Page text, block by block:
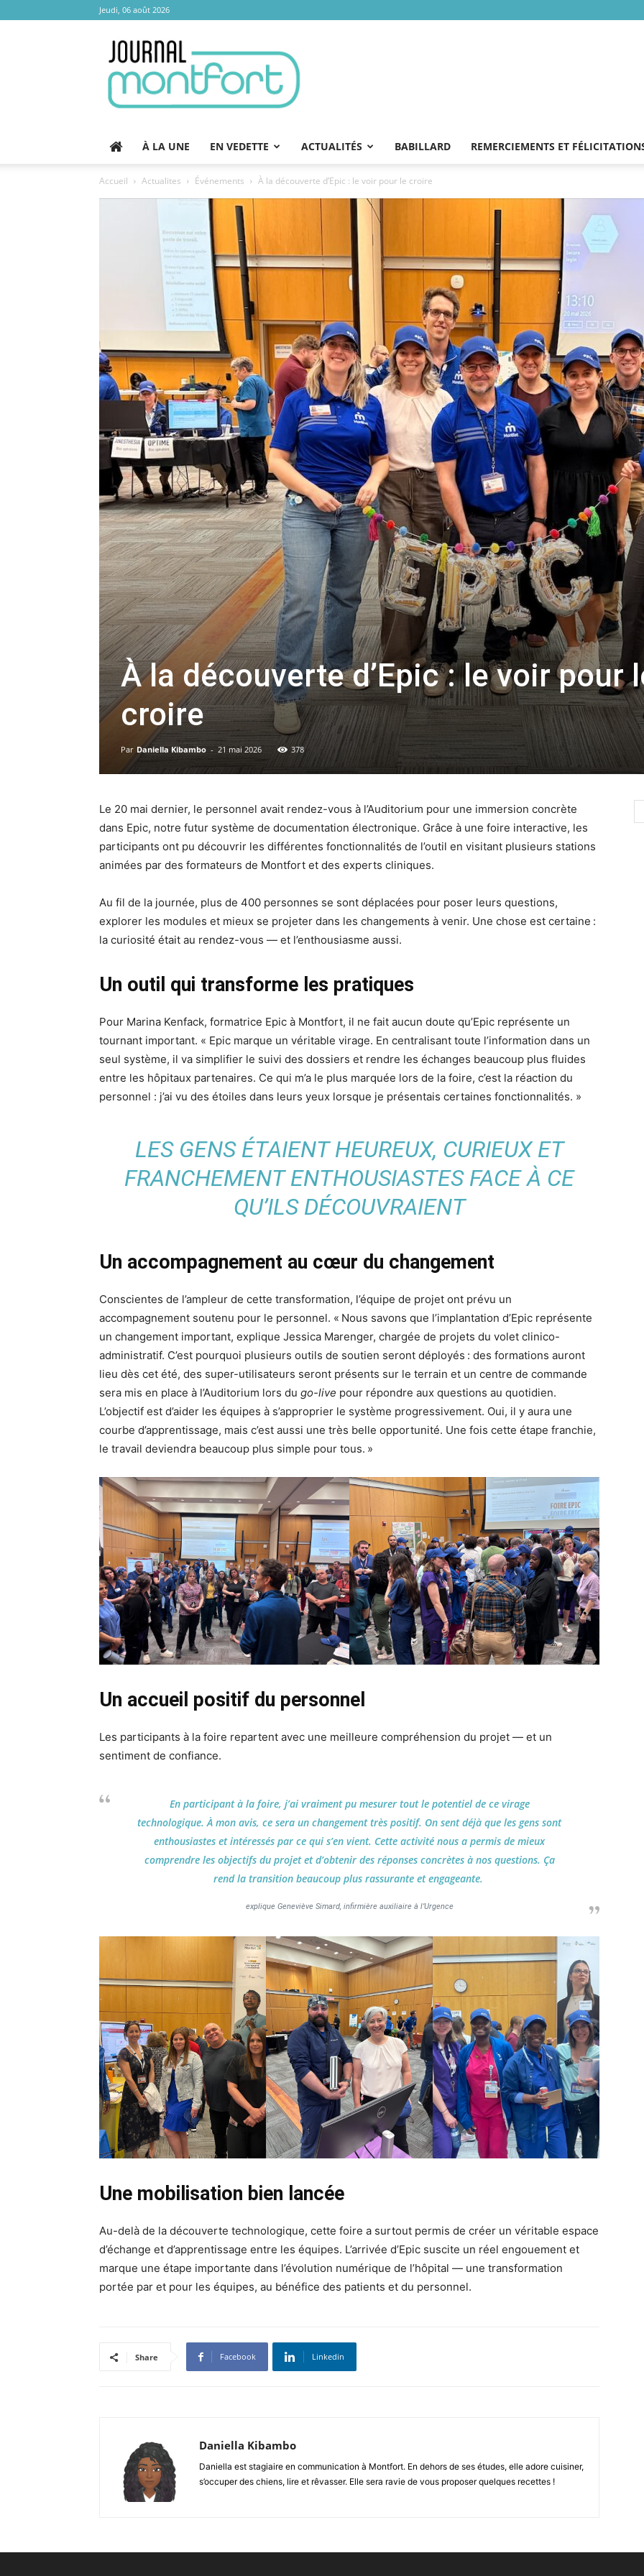
Jeudi, 06 août 2026
Montfort
À LA UNE EN VEDETTE ACTUALITÉS BABILLARD REMERCIEMENTS ET
Accueil Actualites Événements À la découverte d’Epic : le voir pour le croire
À la découverte d’Epic : le voir pour
croire
Par Daniella Kibambo - 21 mai 2026 378
Le 20 mai dernier, le personnel avait rendez-vous à l’Auditorium pour une immersion concrète
dans Epic, notre futur système de documentation électronique. Grâce à une foire interactive, les
participants ont pu découvrir les différentes fonctionnalités de l’outil en visitant plusieurs stations
animées par des formateurs de Montfort et des experts cliniques.
Au fil de la journée, plus de 400 personnes se sont déplacées pour poser leurs questions,
explorer les modules et mieux se projeter dans les changements à venir. Une chose est certaine :
la curiosité était au rendez-vous — et l’enthousiasme aussi.
Un outil qui transforme les pratiques
Pour Marina Kenfack, formatrice Epic à Montfort, il ne fait aucun doute qu’Epic représente un
tournant important. « Epic marque un véritable virage. En centralisant toute l’information dans un
seul système, il va simplifier le suivi des dossiers et rendre les échanges beaucoup plus fluides
entre les hôpitaux partenaires. Ce qui m’a le plus marquée lors de la foire, c’est la réaction du
personnel : j’ai vu des étoiles dans leurs yeux lorsque je présentais certaines fonctionnalités. »
LES GENS ÉTAIENT HEUREUX, CURIEUX ET
FRANCHEMENT ENTHOUSIASTES FACE À CE
QU’ILS DÉCOUVRAIENT
Un accompagnement au cœur du changement
Conscientes de l’ampleur de cette transformation, l’équipe de projet ont prévu un
accompagnement soutenu pour le personnel. « Nous savons que l’implantation d’Epic représente
un changement important, explique Jessica Marenger, chargée de projets du volet clinico-
administratif. C’est pourquoi plusieurs outils de soutien seront déployés : des formations auront
lieu dès cet été, des super-utilisateurs seront présents sur le terrain et un centre de commande
sera mis en place à l’Auditorium lors du go-live pour répondre aux questions au quotidien.
L’objectif est d’aider les équipes à s’approprier le système progressivement. Oui, il y aura une
courbe d’apprentissage, mais c’est aussi une très belle opportunité. Une fois cette étape franchie,
le travail deviendra beaucoup plus simple pour tous. »
Un accueil positif du personnel
Les participants à la foire repartent avec une meilleure compréhension du projet — et un
sentiment de confiance.
En participant à la foire, j’ai vraiment pu mesurer tout le potentiel de ce virage
technologique. À mon avis, ce sera un changement très positif. On sent déjà que les gens sont
enthousiastes et intéressés par ce qui s’en vient. Cette activité nous a permis de mieux
comprendre les objectifs du projet et d’obtenir des réponses concrètes à nos questions. Ça
rend la transition beaucoup plus rassurante et engageante.
explique Geneviève Simard, infirmière auxiliaire à l’Urgence
Une mobilisation bien lancée
Au-delà de la découverte technologique, cette foire a surtout permis de créer un véritable espace
d’échange et d’apprentissage entre les équipes. L’arrivée d’Epic suscite un réel engouement et
marque une étape importante dans l’évolution numérique de l’hôpital — une transformation
portée par et pour les équipes, au bénéfice des patients et du personnel.
Share Facebook Linkedin
Daniella Kibambo
Daniella est stagiaire en communication à Montfort. En dehors de ses études, elle adore cuisiner,
s’occuper des chiens, lire et rêvasser. Elle sera ravie de vous proposer quelques recettes !